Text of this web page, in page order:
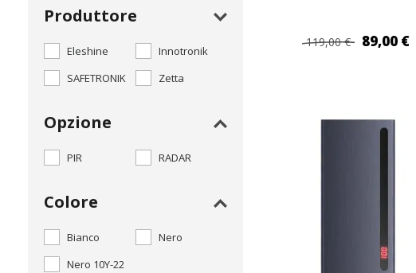
119,00 € 89,00 €
Produttore
Eleshine
Innotronik
SAFETRONIK
Zetta
Opzione
PIR RADAR
Colore
Bianco
Nero
Nero 10Y-22